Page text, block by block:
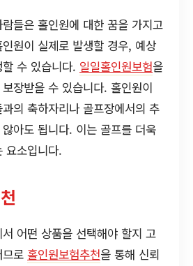
들은 홀인원에 대한 꿈을 가지고
원이 실제로 발생할 경우, 예상
수 있습니다. 일일홀인원보험을
장받을 수 있습니다. 홀인원이
의 축하자리나 골프장에서의 추
아도 됩니다. 이는 골프를 더욱
요소입니다.
어떤 상품을 선택해야 할지 고
로 홀인원보험추천을 통해 신뢰